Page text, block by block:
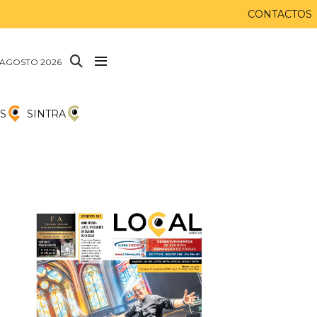
CONTACTOS
2026
SINTRA